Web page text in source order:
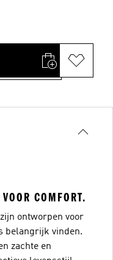
COMFORT.
ontworpen voor
belangrijk vinden.
zachte en